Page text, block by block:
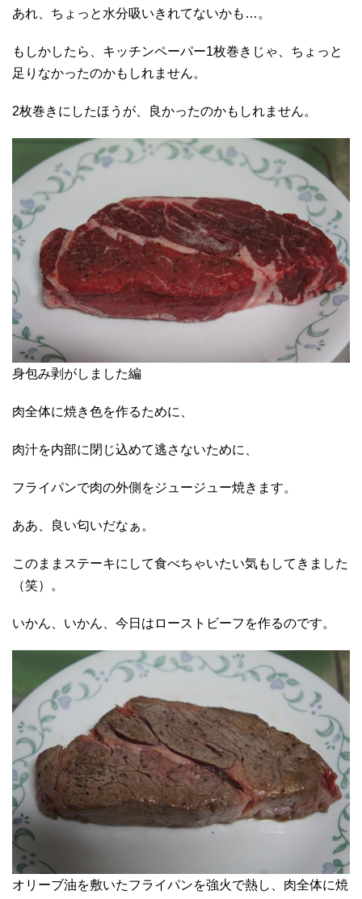
あれ、ちょっと水分吸いきれてないかも…。
もしかしたら、キッチンペーパー1枚巻きじゃ、ちょっと
足りなかったのかもしれません。
2枚巻きにしたほうが、良かったのかもしれません。
身包み剥がしました編
肉全体に焼き色を作るために、
肉汁を内部に閉じ込めて逃さないために、
フライパンで肉の外側をジュージュー焼きます。
ああ、良い匂いだなぁ。
このままステーキにして食べちゃいたい気もしてきました
（笑）。
いかん、いかん、今日はローストビーフを作るのです。
オリーブ油を敷いたフライパンを強火で熱し、肉全体に焼